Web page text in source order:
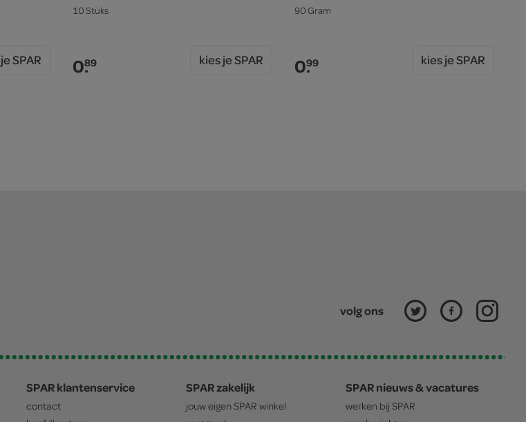
SPAR
10 Stuks
0.89 kies je SPAR
90 Gram
0.99 kies je SPAR
volg ons
SPAR klantenservice
contact
SPAR zakelijk
jouw eigen SPAR winkel
SPAR nieuws & vacatures
werken bij SPAR